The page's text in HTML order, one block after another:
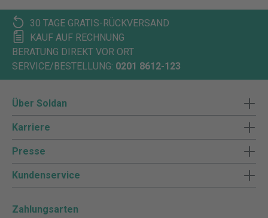
30 TAGE GRATIS-RÜCKVERSAND
KAUF AUF RECHNUNG
BERATUNG DIREKT VOR ORT
SERVICE/BESTELLUNG: 0201 8612-123
Über Soldan
Karriere
Presse
Kundenservice
Zahlungsarten